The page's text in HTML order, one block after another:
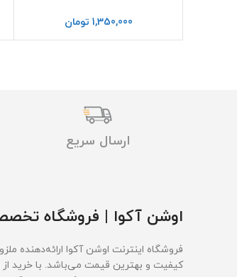
1,350,000 تومان
ارسال سریع
اوشن آکوا | فروشگاه
فروشگاه اینترنت اوشن آکوا ارائه‌دهنده
کیفیت و بهترین قیمت‌ می‌باشد. با خرید از